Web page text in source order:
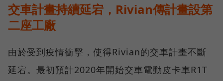
交車計畫持續延宕，Rivian傳計畫設第
二座工廠
由於受到疫情衝擊，使得Rivian的交車計畫不斷
延宕。最初預計2020年開始交車電動皮卡車R1T